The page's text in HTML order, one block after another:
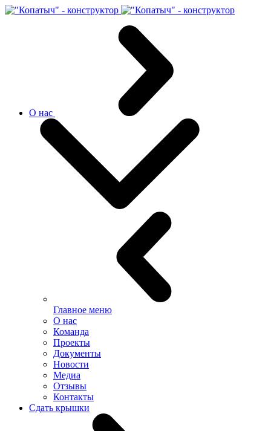
О нас
Главное меню
О нас
Команда
Проекты
Документы
Новости
Медиа
Отзывы
Контакты
Сдать крышки